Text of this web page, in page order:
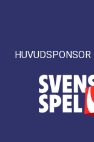
HUVUDSPONSOR